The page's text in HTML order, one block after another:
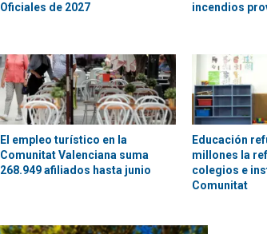
Oficiales de 2027
incendios
El empleo turístico en la
Comunitat Valenciana suma
268.949 afiliados hasta junio
Educación
millones la
colegios e
Comunitat